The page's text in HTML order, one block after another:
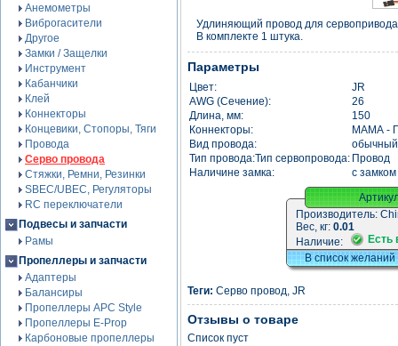
Анемометры
Виброгасители
Другое
Замки / Защелки
Инструмент
Кабанчики
Клей
Коннекторы
Концевики, Стопоры, Тяги
Провода
Серво провода
Стяжки, Ремни, Резинки
SBEC/UBEC, Регуляторы
RC переключатели
Подвесы и запчасти
Рамы
Пропеллеры и запчасти
Адаптеры
Балансиры
Пропеллеры APC Style
Пропеллеры E-Prop
Карбоновые пропеллеры
Удлиняющий провод для
В комплекте 1 штука.
Параметры
Цвет:
JR
AWG (Сечение):
26
Длина, мм:
150
Коннекторы:
МАМА -
Вид провода:
обычный
Тип провода:Тип сервопровода: Провод
Наличине замка:
с замком
Производитель:
Вес, кг: 0.01
Наличие:
Есть
В список желаний
Теги: Серво провод, JR
Отзывы о товаре
Список пуст